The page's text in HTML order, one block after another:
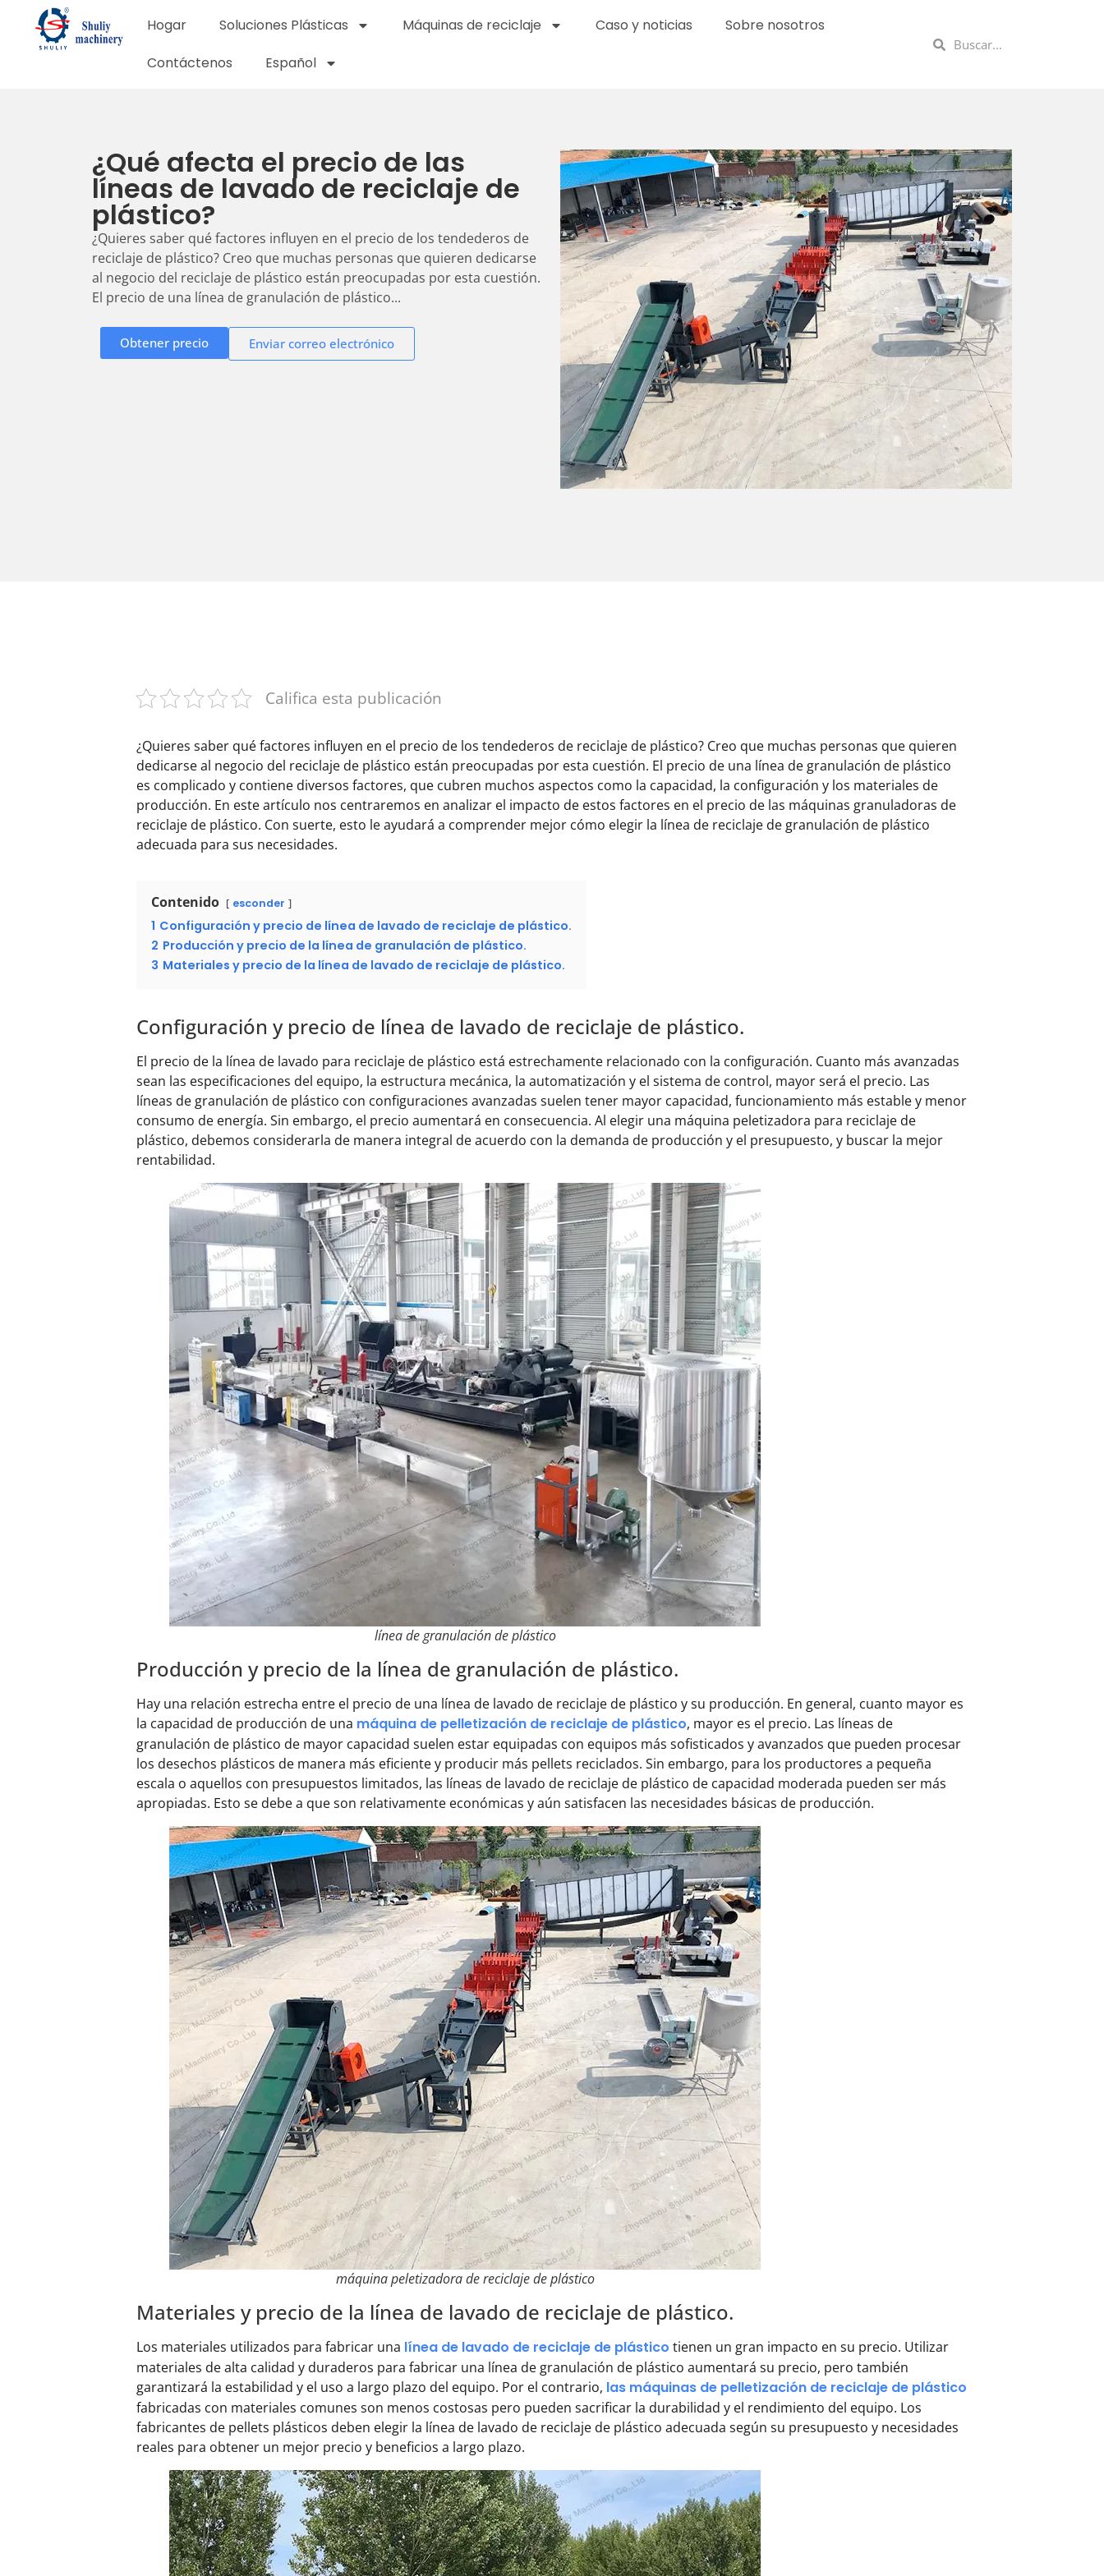
Hogar Soluciones Plásticas Máquinas de reciclaje Caso y noticias
Sobre nosotros
Contáctenos
Español
¿Qué afecta el precio de las
líneas de lavado de reciclaje de
plástico?
¿Quieres saber qué factores influyen en el precio de los tendederos de
reciclaje de plástico? Creo que muchas personas que quieren dedicarse
al negocio del reciclaje de plástico están preocupadas por esta cuestión.
El precio de una línea de granulación de plástico...
Obtener precio Enviar correo electrónico
Califica esta publicación
¿Quieres saber qué factores influyen en el precio de los tendederos de reciclaje de plástico? Creo que muchas personas que quieren
dedicarse al negocio del reciclaje de plástico están preocupadas por esta cuestión. El precio de una línea de granulación de plástico
es complicado y contiene diversos factores, que cubren muchos aspectos como la capacidad, la configuración y los materiales de
producción. En este artículo nos centraremos en analizar el impacto de estos factores en el precio de las máquinas granuladoras de
reciclaje de plástico. Con suerte, esto le ayudará a comprender mejor cómo elegir la línea de reciclaje de granulación de plástico
adecuada para sus necesidades.
Contenido esconder
1 Configuración y precio de línea de lavado de reciclaje de plástico.
2 Producción y precio de la línea de granulación de plástico.
3 Materiales y precio de la línea de lavado de reciclaje de plástico.
Configuración y precio de línea de lavado de reciclaje de plástico.
El precio de la línea de lavado para reciclaje de plástico está estrechamente relacionado con la configuración. Cuanto más avanzadas
sean las especificaciones del equipo, la estructura mecánica, la automatización y el sistema de control, mayor será el precio. Las
líneas de granulación de plástico con configuraciones avanzadas suelen tener mayor capacidad, funcionamiento más estable y menor
consumo de energía. Sin embargo, el precio aumentará en consecuencia. Al elegir una máquina peletizadora para reciclaje de
plástico, debemos considerarla de manera integral de acuerdo con la demanda de producción y el presupuesto, y buscar la mejor
rentabilidad.
línea de granulación de plástico
Producción y precio de la línea de granulación de plástico.
Hay una relación estrecha entre el precio de una línea de lavado de reciclaje de plástico y su producción. En general, cuanto mayor es
la capacidad de producción de una máquina de pelletización de reciclaje de plástico, mayor es el precio. Las líneas de
granulación de plástico de mayor capacidad suelen estar equipadas con equipos más sofisticados y avanzados que pueden procesar
los desechos plásticos de manera más eficiente y producir más pellets reciclados. Sin embargo, para los productores a pequeña
escala o aquellos con presupuestos limitados, las líneas de lavado de reciclaje de plástico de capacidad moderada pueden ser más
apropiadas. Esto se debe a que son relativamente económicas y aún satisfacen las necesidades básicas de producción.
máquina peletizadora de reciclaje de plástico
Materiales y precio de la línea de lavado de reciclaje de plástico.
Los materiales utilizados para fabricar una línea de lavado de reciclaje de plástico tienen un gran impacto en su precio. Utilizar
materiales de alta calidad y duraderos para fabricar una línea de granulación de plástico aumentará su precio, pero también
garantizará la estabilidad y el uso a largo plazo del equipo. Por el contrario, las máquinas de pelletización de reciclaje de plástico
fabricadas con materiales comunes son menos costosas pero pueden sacrificar la durabilidad y el rendimiento del equipo. Los
fabricantes de pellets plásticos deben elegir la línea de lavado de reciclaje de plástico adecuada según su presupuesto y necesidades
reales para obtener un mejor precio y beneficios a largo plazo.